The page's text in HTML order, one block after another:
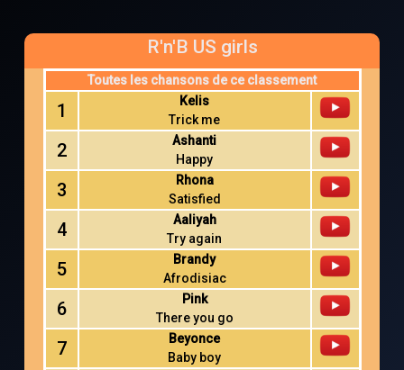
R'n'B US girls
Toutes les chansons de ce classement
1
Kelis
Trick me
2
Ashanti
Happy
3
Rhona
Satisfied
4
Aaliyah
Try again
5
Brandy
Afrodisiac
6
Pink
There you go
7
Beyonce
Baby boy